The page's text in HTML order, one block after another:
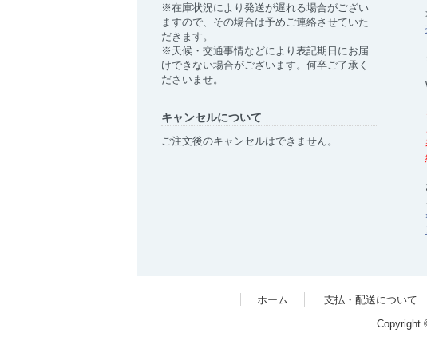
※在庫状況により発送が遅れる場合がござい
ますので、その場合は予めご連絡させていた
だきます。
※天候・交通事情などにより表記期日にお届
けできない場合がございます。何卒ご了承く
ださいませ。
キャンセルについて
ご注文後のキャンセルはできません。
ホーム 支払・配送について
Copyright